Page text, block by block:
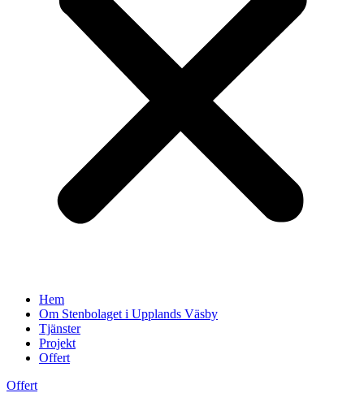
Hem
Om Stenbolaget i Upplands Väsby
Tjänster
Projekt
Offert
Offert